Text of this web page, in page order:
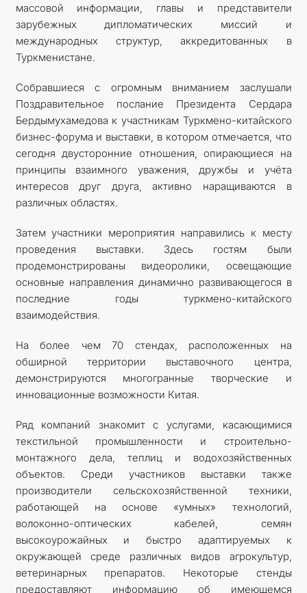
массовой информации, главы и представители
зарубежных дипломатических миссий и
международных структур, аккредитованных в
Туркменистане.
Собравшиеся с огромным вниманием заслушали
Поздравительное послание Президента Сердара
Бердымухамедова к участникам Туркмено-китайского
бизнес-форума и выставки, в котором отмечается, что
сегодня двусторонние отношения, опирающиеся на
принципы взаимного уважения, дружбы и учёта
интересов друг друга, активно наращиваются в
различных областях.
Затем участники мероприятия направились к месту
проведения выставки. Здесь гостям были
продемонстрированы видеоролики, освещающие
основные направления динамично развивающегося в
последние годы туркмено-китайского
взаимодействия.
На более чем 70 стендах, расположенных на
обширной территории выставочного центра,
демонстрируются многогранные творческие и
инновационные возможности Китая.
Ряд компаний знакомит с услугами, касающимися
текстильной промышленности и строительно-
монтажного дела, теплиц и водохозяйственных
объектов. Среди участников выставки также
производители сельскохозяйственной техники,
работающей на основе «умных» технологий,
волоконно-оптических кабелей, семян
высокоурожайных и быстро адаптируемых к
окружающей среде различных видов агрокультур,
ветеринарных препаратов. Некоторые стенды
предоставляют информацию об имеющемся